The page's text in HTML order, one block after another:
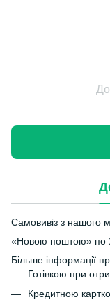
Самовивіз з нашого
«Новою поштою» по
Більше інформації
Готівкою при
Кредитною